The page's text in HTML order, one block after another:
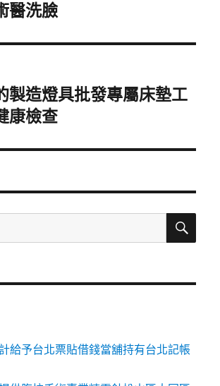
醫洗臉
製造燈具批發專屬床墊工
康檢查
搜
給予台北票貼借錢當舖持有台北記帳